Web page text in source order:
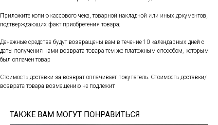
Приложите копию кассового чека, товарной накладной или иных документов,
подтверждающих факт приобретения товара;
Денежные средства будут возвращены вам в течение 10 календарных дней с
даты получения нами возврата товара тем же платежным способом, которым
был оплачен товар
Стоимость доставки за возврат оплачивает покупатель. Стоимость доставки/
возврата товара возмещению не подлежит
ТАКЖЕ ВАМ МОГУТ ПОНРАВИТЬСЯ